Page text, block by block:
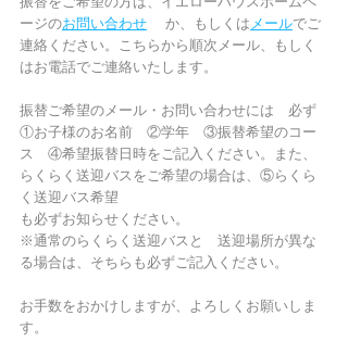
ージのお問い合わせ か、もしくは メールでご
連絡ください。こちらから順次メール、もしく
はお電話でご連絡いたします。
振替ご希望のメール・お問い合わせには　必ず
①お子様のお名前　②学年　③振替希望のコー
ス　④希望振替日時をご記入ください。また、
らくらく送迎バスをご希望の場合は、⑤らくら
く送迎バス希望
も必ずお知らせください。
※通常のらくらく送迎バスと　送迎場所が異な
る場合は、そちらも必ずご記入ください。
お手数をおかけしますが、よろしくお願いしま
す。